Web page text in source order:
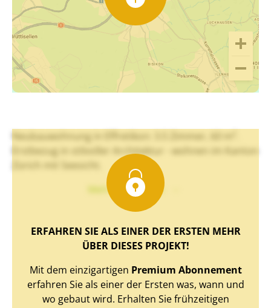
Neubauwohnung in Effretikon: 3.5 Zimmer, 60 m².
Erstbezug in stilvoller Architektur - wohnen im Kanton
Zürich mit Seesicht.
Mehr Text sehen
ERFAHREN SIE ALS EINER DER ERSTEN MEHR
ÜBER DIESES PROJEKT!
Mit dem einzigartigen Premium Abonnement
erfahren Sie als einer der Ersten was, wann und
wo gebaut wird. Erhalten Sie frühzeitigen